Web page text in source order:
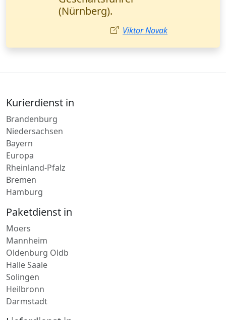
Mehmet Demir
Niedersachsen
Bayern
Europa
Rheinland-Pfalz
Bremen
Hamburg
Paketdienst in
Mannheim
Oldenburg Oldb
Halle Saale
Solingen
Heilbronn
Darmstadt
Lieferdienst in